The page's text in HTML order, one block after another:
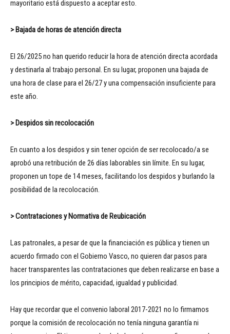
mayoritario está dispuesto a aceptar esto.
> Bajada de horas de atención directa
El 26/2025 no han querido reducir la hora de atención directa acordada
y destinarla al trabajo personal. En su lugar, proponen una bajada de
una hora de clase para el 26/27 y una compensación insuficiente para
este año.
> Despidos sin recolocación
En cuanto a los despidos y sin tener opción de ser recolocado/a se
aprobó una retribución de 26 días laborables sin límite. En su lugar,
proponen un tope de 14 meses, facilitando los despidos y burlando la
posibilidad de la recolocación.
> Contrataciones y Normativa de Reubicación
Las patronales, a pesar de que la financiación es pública y tienen un
acuerdo firmado con el Gobierno Vasco, no quieren dar pasos para
hacer transparentes las contrataciones que deben realizarse en base a
los principios de mérito, capacidad, igualdad y publicidad.
Hay que recordar que el convenio laboral 2017-2021 no lo firmamos
porque la comisión de recolocación no tenía ninguna garantía ni